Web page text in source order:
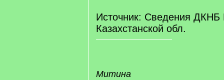
Источник: Сведения
Казахстанской обл.
Митина